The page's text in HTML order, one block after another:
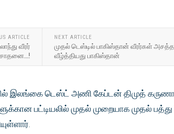
ARTICLE
வீரர்
சாதனை...!
NEXT ARTICLE
முதல் டெஸ்டில் பாகிஸ்தான் வீரர்கள்
வீழ்த்தியது பாகிஸ்தான்
இலங்கை டெஸ்ட் அணி கேப்டன் திமுத்
பட்டியலில் முதல் முறையாக முதல்